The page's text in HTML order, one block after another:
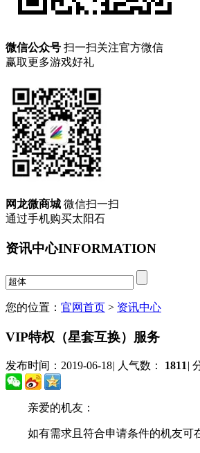
微信公众号 扫一扫关注官方微信
赢取更多游戏好礼
网龙微商城 微信扫一扫
通过手机购买太阳石
资讯中心INFORMATION
您的位置： 官网首页 > 资讯中心
VIP特权（星套互换）服务
发布时间：2019-06-18| 人气数： 1811 |
亲爱的机友：
如有需求且符合申请条件的机友可在